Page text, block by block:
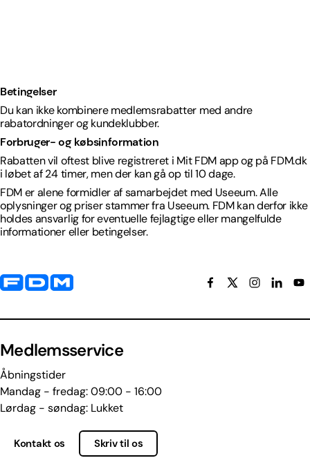
Betingelser
Du kan ikke kombinere medlemsrabatter med andre
rabatordninger og kundeklubber.
Forbruger- og købsinformation
Rabatten vil oftest blive registreret i Mit FDM app og på FDM.dk
i løbet af 24 timer, men der kan gå op til 10 dage.
FDM er alene formidler af samarbejdet med Useeum. Alle
oplysninger og priser stammer fra Useeum. FDM kan derfor ikke
holdes ansvarlig for eventuelle fejlagtige eller mangelfulde
informationer eller betingelser.
Yderligere information og kontaktoplysninger
Medlemsservice
Åbningstider
Mandag - fredag: 09:00 - 16:00
Lørdag - søndag: Lukket
Kontakt os Skriv til os